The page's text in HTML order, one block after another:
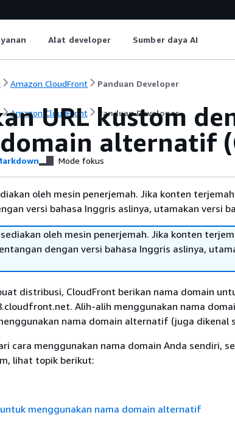
Alat developer Sumber daya AI
Amazon CloudFront Panduan Developer
Amazon CloudFront Panduan Developer
URL kustom
alternatif
Mode fokus
oleh mesin penerjemah. Jika konten
versi bahasa Inggris aslinya, utamakan versi
oleh mesin penerjemah. Jika konten
dengan versi bahasa Inggris aslinya,
distribusi, CloudFront berikan nama domain
Alih-alih menggunakan nama
nama domain alternatif (juga dikenal
cara menggunakan nama domain Anda sendiri,
lihat topik berikut:
menggunakan nama domain alternatif